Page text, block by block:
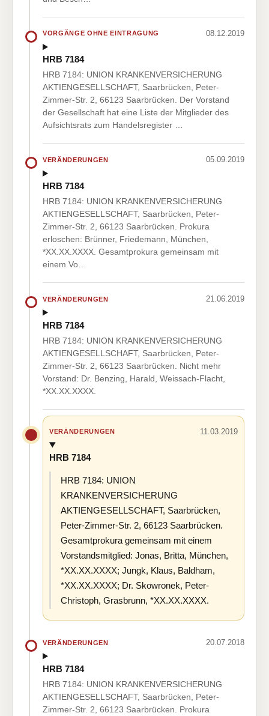
VORGÄNGE OHNE EINTRAGUNG 08.12.2019
HRB 7184
HRB 7184: UNION KRANKENVERSICHERUNG
AKTIENGESELLSCHAFT, Saarbrücken, Peter-
Zimmer-Str. 2, 66123 Saarbrücken. Der Vorstand
der Gesellschaft hat eine Liste der Mitglieder des
Aufsichtsrats zum Handelsregister …
VERÄNDERUNGEN 05.09.2019
HRB 7184
HRB 7184: UNION KRANKENVERSICHERUNG
AKTIENGESELLSCHAFT, Saarbrücken, Peter-
Zimmer-Str. 2, 66123 Saarbrücken. Prokura
erloschen: Brünner, Friedemann, München,
*XX.XX.XXXX. Gesamtprokura gemeinsam mit
einem Vo…
VERÄNDERUNGEN 21.06.2019
HRB 7184
HRB 7184: UNION KRANKENVERSICHERUNG
AKTIENGESELLSCHAFT, Saarbrücken, Peter-
Zimmer-Str. 2, 66123 Saarbrücken. Nicht mehr
Vorstand: Dr. Benzing, Harald, Weissach-Flacht,
*XX.XX.XXXX.
VERÄNDERUNGEN 11.03.2019
HRB 7184
HRB 7184: UNION
KRANKENVERSICHERUNG
AKTIENGESELLSCHAFT, Saarbrücken,
Peter-Zimmer-Str. 2, 66123 Saarbrücken.
Gesamtprokura gemeinsam mit einem
Vorstandsmitglied: Jonas, Britta, München,
*XX.XX.XXXX; Jungk, Klaus, Baldham,
*XX.XX.XXXX; Dr. Skowronek, Peter-
Christoph, Grasbrunn, *XX.XX.XXXX.
VERÄNDERUNGEN 20.07.2018
HRB 7184
HRB 7184: UNION KRANKENVERSICHERUNG
AKTIENGESELLSCHAFT, Saarbrücken, Peter-
Zimmer-Str. 2, 66123 Saarbrücken. Prokura